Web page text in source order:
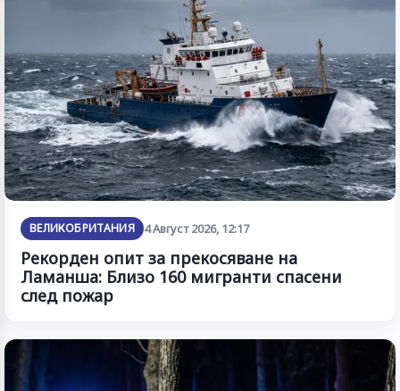
ВЕЛИКОБРИТАНИЯ 4 Август 2026, 12:17
Рекорден опит за прекосяване на
Ламанша: Близо 160 мигранти спасени
след пожар